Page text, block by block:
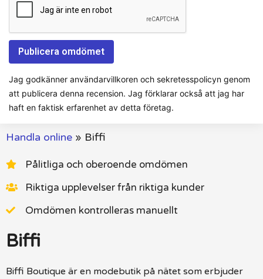
Jag godkänner användarvillkoren och sekretesspolicyn genom
att publicera denna recension. Jag förklarar också att jag har
haft en faktisk erfarenhet av detta företag.
Handla online » Biffi
Pålitliga och oberoende omdömen
Riktiga upplevelser från riktiga kunder
Omdömen kontrolleras manuellt
Biffi
Biffi Boutique är en modebutik på nätet som erbjuder